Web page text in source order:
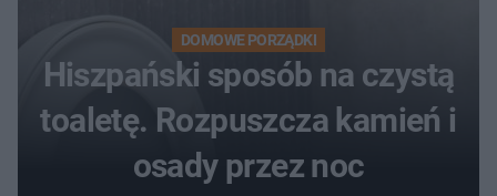
DOMOWE PORZĄDKI
Hiszpański sposób na czystą
toaletę. Rozpuszcza kamień i
osady przez noc